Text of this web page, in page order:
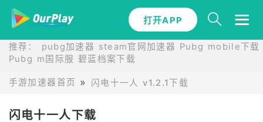
打开APP
推荐： pubg加速器 steam官网加速器 Pubg mobile下载
Pubg m国际服 碧蓝档案下载
手游加速器首页 闪电十一人 v1.2.1下载
闪电十一人下载